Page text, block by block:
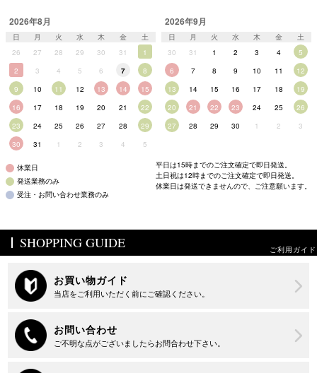
2026年8月
日 月 火 水 木 金
土
26
27 28 29 30 31
1
2
3 4 5 6 7
8
9
10 11 12 13 14
15
16
17 18 19 20 21
22
23
24 25 26 27 28
29
30
31 1 2 3 4 5
2026年9月
日 月 火 水 木 金
土
30
31 1 2 3 4
5
6
7 8 9 10 11
12
13
14 15 16 17 18
19
20
21 22 23 24 25
26
27
28 29 30 1 2 3
休業日
発送業務のみ
受注・お問い合わせ業務のみ
平日は15時までのご注文確定で即日発送。
土日祝は12時までのご注文確定で即日発送。
休業日は発送できませんので、ご注意願います。
SHOPPING GUIDE ご利用ガイド